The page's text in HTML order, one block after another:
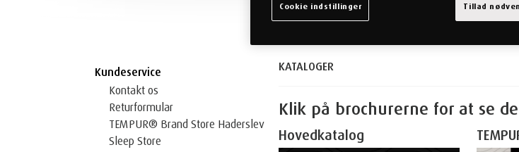
Kundeservice
Kontakt os
Returformular
TEMPUR® Brand Store Haderslev
Sleep Store
KATALOGER
Klik på brochurerne for at se
Hovedkatalog
Cookie indstillinger Tillad